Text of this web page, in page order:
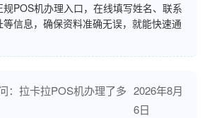
POS机办理入口，在线填写姓名、联系
等信息，确保资料准确无误，就能快速通
：拉卡拉POS机办理了多 2026年8月
6日